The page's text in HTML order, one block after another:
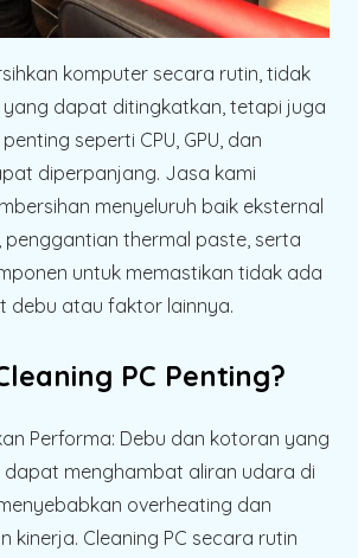
komputer secara rutin, tidak
dapat ditingkatkan, tetapi juga
seperti CPU, GPU, dan
diperpanjang. Jasa kami
menyeluruh baik eksternal
penggantian thermal paste, serta
untuk memastikan tidak ada
debu atau faktor lainnya.
PC Penting?
Performa: Debu dan kotoran yang
dapat menghambat aliran udara di
overheating dan
kinerja. Cleaning PC secara rutin